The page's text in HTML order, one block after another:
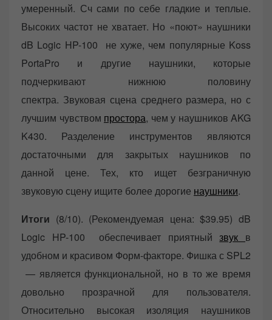
умеренный. Сч сами по себе гладкие и теплые.
Высоких частот не хватает. Но «поют» наушники
dB Logic HP-100 не хуже, чем популярные Koss
PortaPro и другие наушники, которые
подчеркивают нижнюю половину
спектра. Звуковая сцена среднего размера, но с
лучшим чувством простора, чем у наушников AKG
K430. Разделение инструментов являются
достаточными для закрытых наушников по
данной цене. Тех, кто ищет безграничную
звуковую сцену ищите более дорогие наушники.
Итоги (8/10). (Рекомендуемая цена: $39.95) dB
Logic HP-100 обеспечивает приятныйзвук в
удобном и красивом Форм-факторе. Фишка с SPL2
— является функциональной, но в то же время
довольно прозрачной для пользователя.
Относительно высокая изоляция наушников